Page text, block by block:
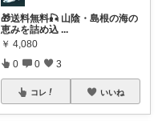
🎁送料無料🎣 山陰・島根の海の
恵みを詰め込 ...
￥ 4,080
0 0 3
コレ いいね